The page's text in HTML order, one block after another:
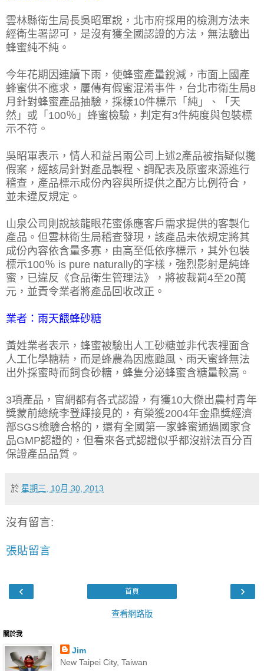
雲林縣衛生局長吳昭軍說，北市府採用的檢測方法未
經衛生署認可，是沒有獲全國認證的方法，無法驗出
蜂蜜純不純。
今年花期因連續下雨，使蜂蜜產量銳減，市面上國產
蜂蜜供不應求，屢傳有假蜜混淆事件，台北市衛生局8
月針對蜂蜜產品抽驗，採樣10件標示「純」、「天
然」或「100％」蜂蜜檢驗，判定有3件純度與包裝標
示不符。
吳昭軍表示，情人和益呂兩公司上述2產品被指疑似攙
假案，經該局針對產品製程、調配表及原蜜來源進行
稽查，產品標示成份內容與所提供之配方比例符合，
並未違反規定。
山泉公司則說該龍眼花蜜係應客戶需求提供的客製化
產品。但雲林衛生局稽查發現，該產品未依規定將其
成份內容依含量多寡，由高至低依序標示，其外包裝
標示100％ is pure naturally的字樣，強烈影射是純蜂
蜜，已違反《食品衛生管理法》，將被裁罰4至20萬
元，並責令業者將產品回收改正。
業者：雨天餵蜂砂糖
黃姓業者表示，蜂蜜被驗出人工砂糖並非代表裡面含
人工化學糖精，而是蜂農為因應颱風、雨天蜜蜂無法
出外採蜜時而飼食砂糖，蜂隻分泌蜂蜜含糖量較高。
3項產品，官網都有各式認證，有獲10大傑出農村青年
獎蒙前總統李登輝接見的，有榮獲2004年金鼎獎經濟
部SGS檢驗合格的，還有全國第一家蜂蜜通過國家食
品GMP認證的，但看來各式認證似乎都沒辦法百分百
保證產品品質。
於 星期三, 10月 30, 2013
沒有留言:
張貼留言
‹ ›
首頁
查看網路版
關於我
Jim
New Taipei City, Taiwan